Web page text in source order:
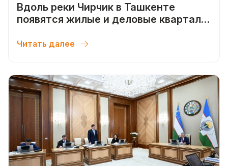
Вдоль реки Чирчик в Ташкенте
появятся жилые и деловые кварталы.
Читать далее